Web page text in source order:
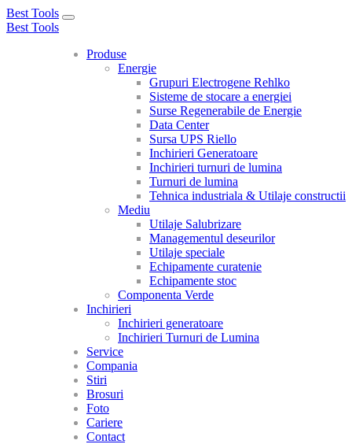
Best Tools
Toggle
Best Tools
Produse
Energie
Grupuri Electrogene Rehlko
Sisteme de stocare a energiei
Surse Regenerabile de Energie
Data Center
Sursa UPS Riello
Inchirieri Generatoare
Inchirieri turnuri de lumina
Turnuri de lumina
Tehnica industriala & Utilaje constructii
Mediu
Utilaje Salubrizare
Managementul deseurilor
Utilaje speciale
Echipamente curatenie
Echipamente stoc
Componenta Verde
Inchirieri
Inchirieri generatoare
Inchirieri Turnuri de Lumina
Service
Compania
Stiri
Brosuri
Foto
Cariere
Contact